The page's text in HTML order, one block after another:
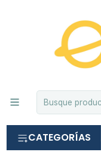
CATEGORÍAS